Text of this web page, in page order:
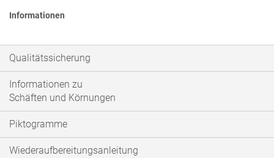
Informationen
Qualitätssicherung
Informationen zu
Schäften und Körnungen
Piktogramme
Wiederaufbereitungsanleitung